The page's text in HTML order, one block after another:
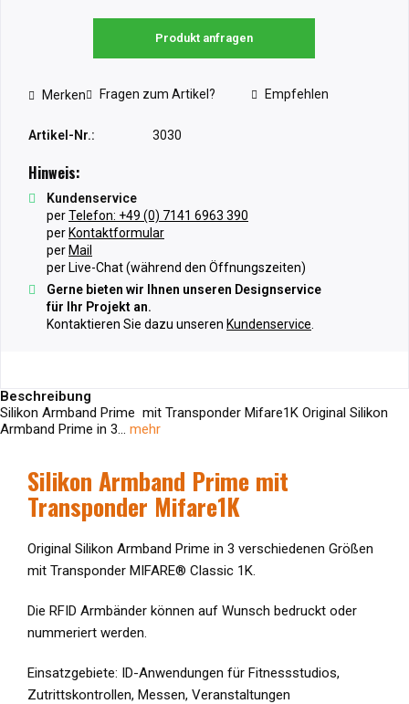
Produkt anfragen
Merken Fragen zum Artikel? Empfehlen
Artikel-Nr.: 3030
Hinweis:
Kundenservice
perTelefon: +49 (0) 7141 6963 390
per Kontaktformular
per Mail
per Live-Chat (während den Öffnungszeiten)
Gerne bieten wir Ihnen unseren Designservice
für Ihr Projekt an.
Kontaktieren Sie dazu unseren Kundenservice
Beschreibung
Silikon Armband Prime mit Transponder Mifare1K Original Silikon
Armband Prime in 3... mehr
Silikon Armband Prime mit
Transponder Mifare1K
Original Silikon Armband Prime in 3 verschiedenen Größen
mit Transponder MIFARE® Classic 1K.
Die RFID Armbänder können auf Wunsch bedruckt oder
nummeriert werden.
Einsatzgebiete: ID-Anwendungen für Fitnessstudios,
Zutrittskontrollen, Messen, Veranstaltungen